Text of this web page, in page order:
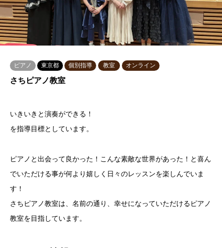
ピアノ 東京都 個別指導 教室 オンライン
さちピアノ教室
いきいきと演奏ができる！
を指導目標としています。
ピアノと出会って良かった！こんな素敵な世界があった！と喜ん
でいただける事が何より嬉しく日々のレッスンを楽しんでいま
す！
さちピアノ教室は、名前の通り、幸せになっていただけるピアノ
教室を目指しています。